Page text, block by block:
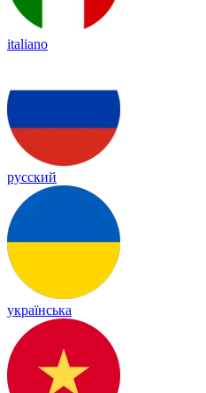
italiano
русский
українська